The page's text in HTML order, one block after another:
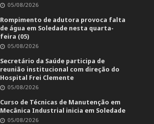
05/08/2026
Rompimento de adutora provoca falta
de água em Soledade nesta quarta-
feira (05)
05/08/2026
Secretário da Saúde participa de
reunião institucional com direção do
Hospital Frei Clemente
05/08/2026
Curso de Técnicas de Manutenção em
Mecânica Industrial inicia em Soledade
05/08/2026